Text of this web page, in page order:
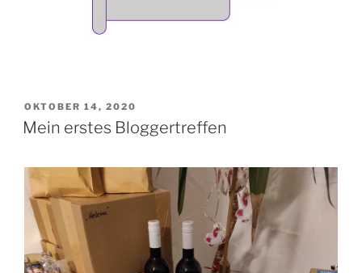
VERÖFFENTLICHT
AM
OKTOBER 14, 2020
Mein erstes Bloggertreffen